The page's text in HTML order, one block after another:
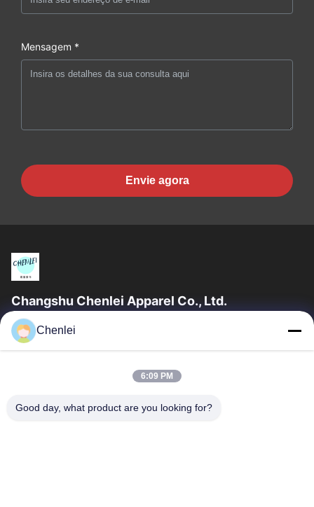
Mensagem *
Envie agora
Changshu Chenlei Apparel Co., Ltd.
CHANGSHU CHENLEI APPAREL CO., LTD Nossa fábrica foi
estabelecida em 2011, localizada na cidade de Suzhou,
Casa
Produtos
Chenlei
6:09 PM
Good day, what product are you looking for?